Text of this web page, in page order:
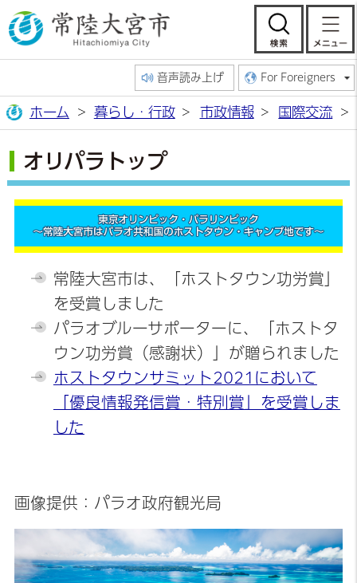
常陸大宮市公
検
音声読み上げ For Foreigners
ホーム 暮らし・行政 市政情報 国際交流
オリパラトップ
常陸大宮市は、「ホストタウン功労賞」
を受賞しました
パラオブルーサポーターに、「ホストタ
ウン功労賞（感謝状）」が贈られました
ホストタウンサミット2021において
「優良情報発信賞・特別賞」を受賞しま
した
画像提供：パラオ政府観光局